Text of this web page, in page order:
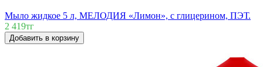
Мыло жидкое 5 л, МЕЛОДИЯ «Лимон», с глицерином, ПЭТ.
2 419тг
Добавить в корзину